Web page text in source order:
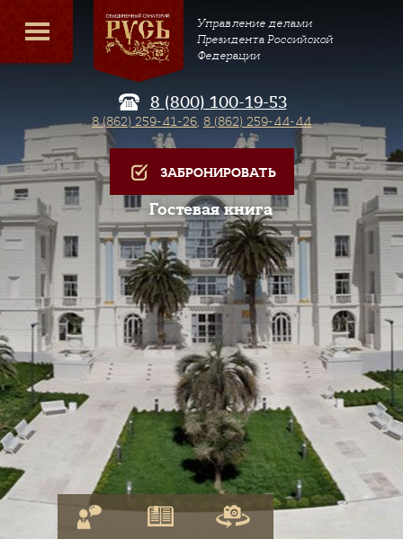
Управление делами
Президента Российской
Федерации
8 (800) 100-19-53
8 (862) 259-41-26, 8 (862) 259-44-44
ЗАБРОНИРОВАТЬ
Гостевая книга